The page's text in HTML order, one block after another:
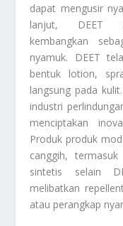
dapat mengusir
lanjut, DEET
kembangkan
nyamuk. DEET
bentuk lotion,
langsung pada
industri
menciptakan
Produk produk
canggih,
sintetis selain
melibatkan
atau perangkap